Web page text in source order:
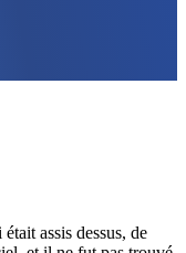
assis dessus, de